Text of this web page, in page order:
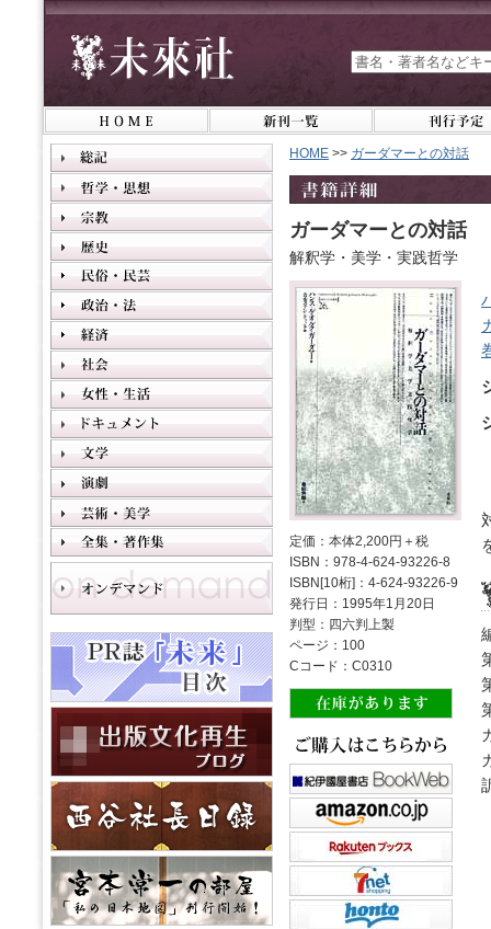
HOME >> ガーダマーとの対話
ガーダマーとの対話
解釈学・美学・実践哲学
定価：本体2,200円＋税
ISBN：978-4-624-93226-8
ISBN[10桁]：4-624-93226-9
発行日：1995年1月20日
判型：四六判上製
ページ：100
Cコード：C0310